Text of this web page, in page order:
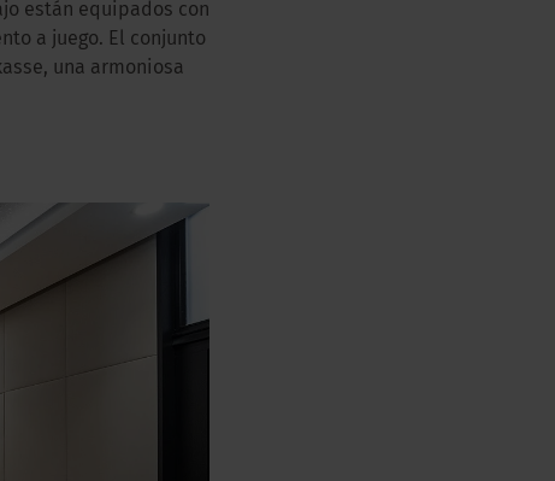
están equipados con
a juego. El conjunto
una armoniosa